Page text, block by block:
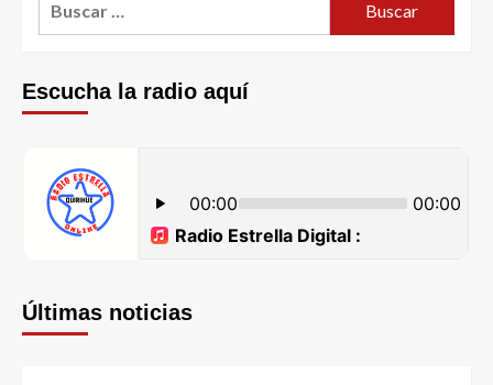
Escucha la radio aquí
Últimas noticias